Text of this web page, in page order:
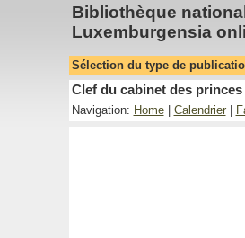
Bibliothèque
Luxemburgensia
Sélection du type de
Clef du cabinet des
Navigation: Home| Calendrier|